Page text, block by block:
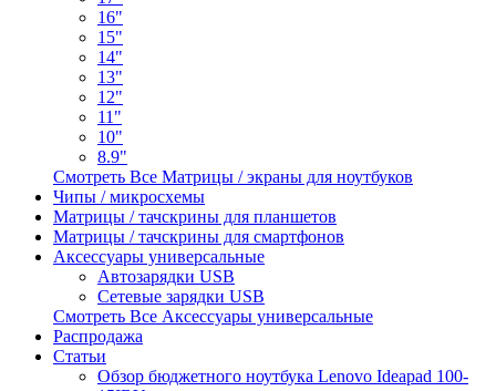
16"
15"
14"
13"
12"
11"
10"
8.9"
Смотреть Все Матрицы / экраны для ноутбуков
Чипы / микросхемы
Матрицы / тачскрины для планшетов
Матрицы / тачскрины для смартфонов
Аксессуары универсальные
Автозарядки USB
Сетевые зарядки USB
Смотреть Все Аксессуары универсальные
Распродажа
Статьи
Обзор бюджетного ноутбука Lenovo Ideapad 100-